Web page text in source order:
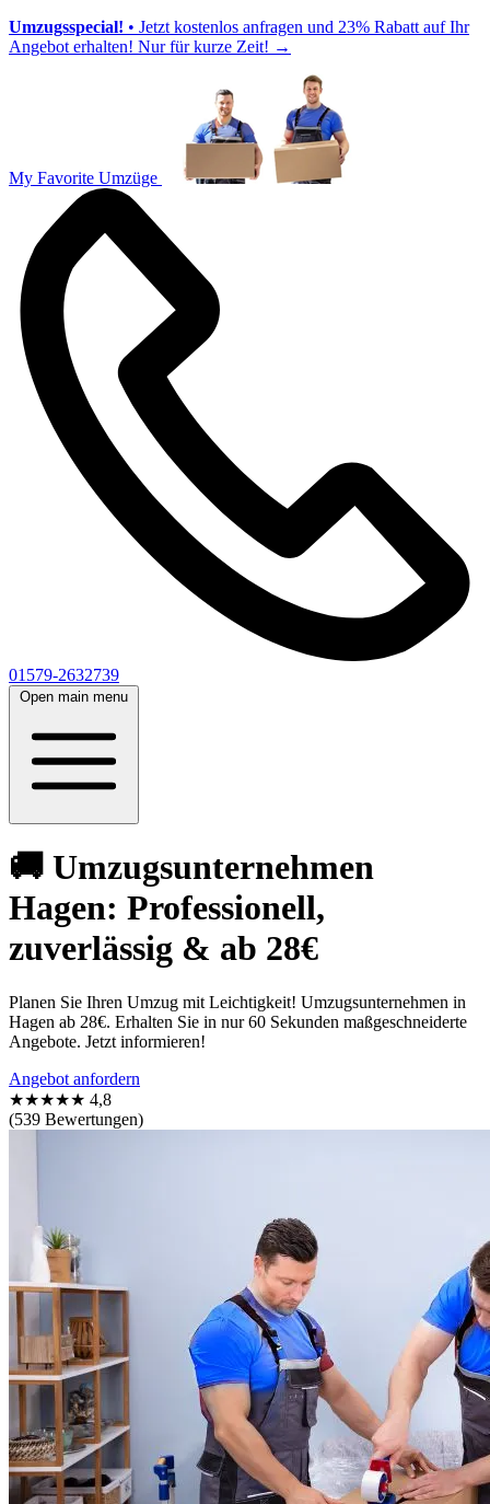
Umzugsspecial! • Jetzt kostenlos anfragen und 23% Rabatt auf Ihr
Angebot erhalten! Nur für kurze Zeit! →
My Favorite Umzüge
01579-2632739
Open main menu
🚚 Umzugsunternehmen
Hagen: Professionell,
zuverlässig & ab 28€
Planen Sie Ihren Umzug mit Leichtigkeit! Umzugsunternehmen in
Hagen ab 28€. Erhalten Sie in nur 60 Sekunden maßgeschneiderte
Angebote. Jetzt informieren!
Angebot anfordern
★★★★★ 4,8
(539 Bewertungen)